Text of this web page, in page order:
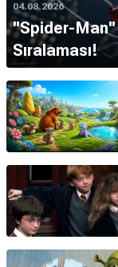
04.08.2026
''Spider-
Sıralaması!